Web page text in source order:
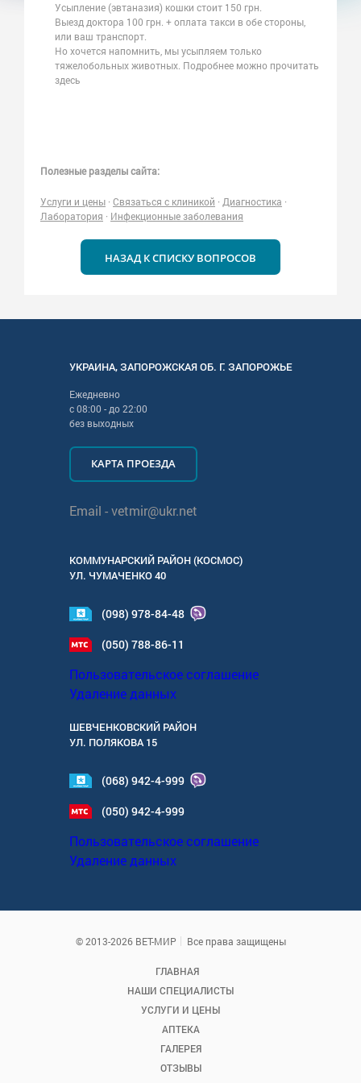
Усыпление (эвтаназия) кошки стоит 150 грн.
Выезд доктора 100 грн. + оплата такси в обе стороны,
или ваш транспорт.
Но хочется напомнить, мы усыпляем только
тяжелобольных животных. Подробнее можно прочитать
здесь
Полезные разделы сайта:
Услуги и цены · Связаться с клиникой · Диагностика ·
Лаборатория · Инфекционные заболевания
НАЗАД К СПИСКУ ВОПРОСОВ
УКРАИНА,ЗАПОРОЖСКАЯОБ. Г. ЗАПОРОЖЬЕ
Ежедневно
с08:00 - до22:00
без выходных
КАРТА ПРОЕЗДА
Email -vetmir@ukr.net
КОММУНАРСКИЙ РАЙОН (КОСМОС)
УЛ. ЧУМАЧЕНКО 40
(098) 978-84-48
(050) 788-86-11
Пользовательское соглашение
Удаление данных
ШЕВЧЕНКОВСКИЙ РАЙОН
УЛ. ПОЛЯКОВА 15
(068) 942-4-999
(050) 942-4-999
Пользовательское соглашение
Удаление данных
© 2013-2026 ВЕТ-МИР Все права защищены
ГЛАВНАЯ
НАШИ СПЕЦИАЛИСТЫ
УСЛУГИ И ЦЕНЫ
АПТЕКА
ГАЛЕРЕЯ
ОТЗЫВЫ